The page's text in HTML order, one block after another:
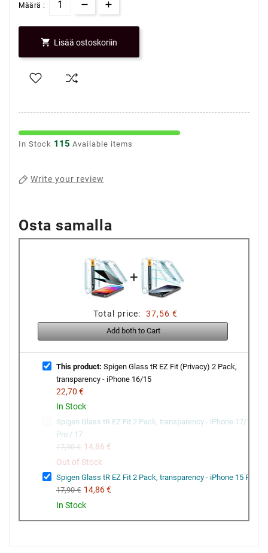
Määrä :
 Lisää ostoskoriin
In Stock 115 Available items
Write your review
Osta samalla
+
Total price: 37,56 €
Add both to Cart
This product: Spigen Glass tR EZ Fit (Privacy) 2 Pack,
transparency - iPhone 16/15
22,70 €
In Stock
Spigen Glass tR EZ Fit 2 Pack, transparency - iPhone 17/16
Pro / 17
17,90 € 14,86 €
Out of Stock
Spigen Glass tR EZ Fit 2 Pack, transparency - iPhone 15 Pro
17,90 € 14,86 €
In Stock